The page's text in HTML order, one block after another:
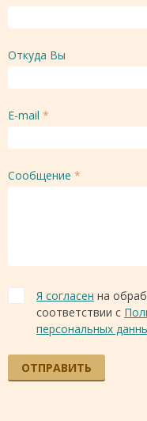
Откуда Вы
E-mail *
Сообщение *
Я согласен на
соответствии с
персональных
ОТПРАВИТЬ